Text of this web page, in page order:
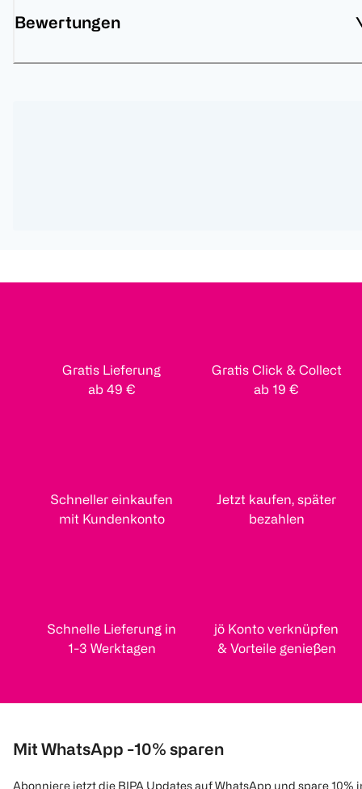
Bewertungen
Gratis Lieferung
ab 49 €
Gratis Click & Collect
ab 19 €
Schneller einkaufen
mit Kundenkonto
Jetzt kaufen, später
bezahlen
Schnelle Lieferung in
1-3 Werktagen
jö Konto verknüpfen
& Vorteile genießen
Mit WhatsApp -10% sparen
Abonniere jetzt die BIPA Updates auf WhatsApp und spare 10%